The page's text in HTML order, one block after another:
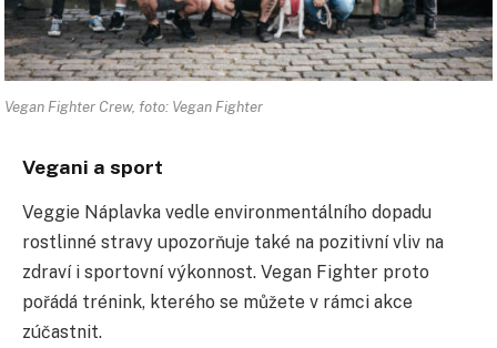
Vegan Fighter Crew, foto: Vegan Fighter
Vegani a sport
Veggie Náplavka vedle environmentálního dopadu
rostlinné stravy upozorňuje také na pozitivní vliv na
zdraví i sportovní výkonnost. Vegan Fighter proto
pořádá trénink, kterého se můžete v rámci akce
zúčastnit.